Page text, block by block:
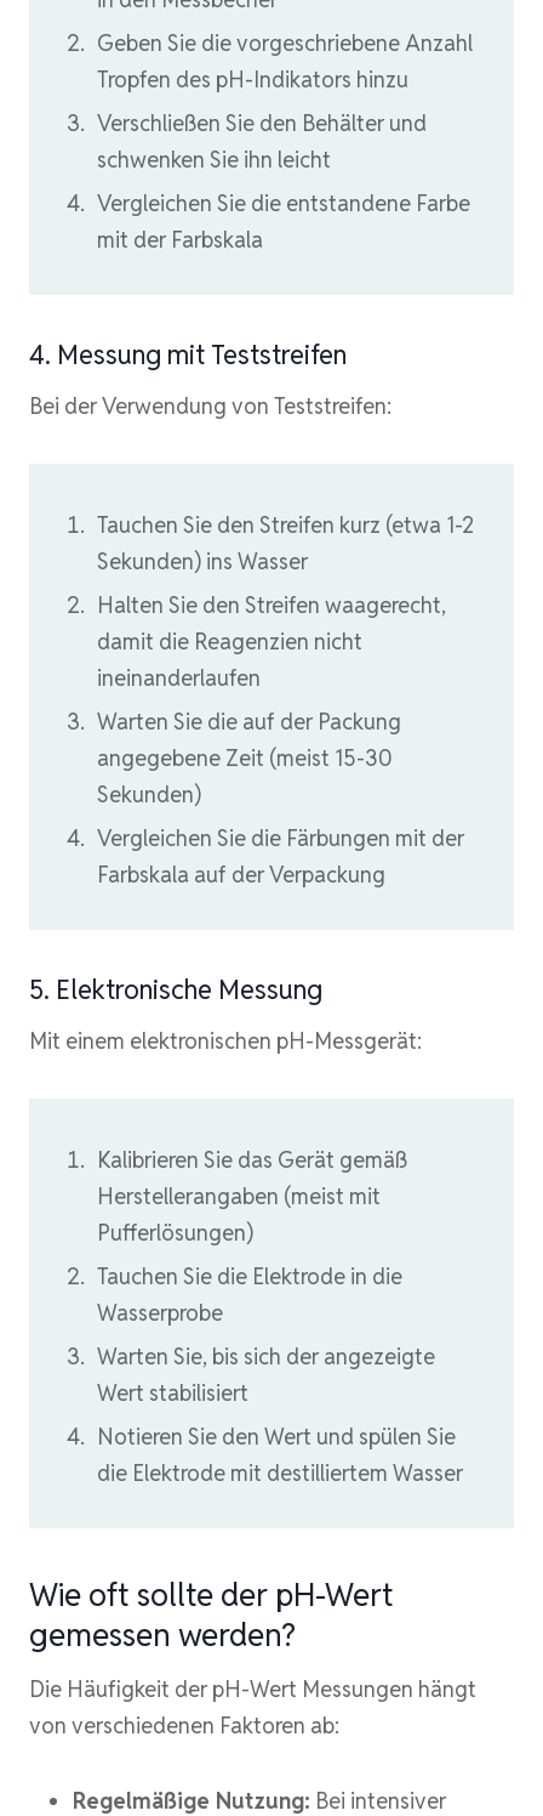
Geben Sie die vorgeschriebene Anzahl
Tropfen des pH-Indikators hinzu
Verschließen Sie den Behälter und
schwenken Sie ihn leicht
Vergleichen Sie die entstandene Farbe
mit der Farbskala
4. Messung mit Teststreifen
Bei der Verwendung von Teststreifen:
Tauchen Sie den Streifen kurz (etwa 1-2
Sekunden) ins Wasser
Halten Sie den Streifen waagerecht,
damit die Reagenzien nicht
ineinanderlaufen
Warten Sie die auf der Packung
angegebene Zeit (meist 15-30
Sekunden)
Vergleichen Sie die Färbungen mit der
Farbskala auf der Verpackung
5. Elektronische Messung
Mit einem elektronischen pH-Messgerät:
Kalibrieren Sie das Gerät gemäß
Herstellerangaben (meist mit
Pufferlösungen)
Tauchen Sie die Elektrode in die
Wasserprobe
Warten Sie, bis sich der angezeigte
Wert stabilisiert
Notieren Sie den Wert und spülen Sie
die Elektrode mit destilliertem Wasser
Wie oft sollte der pH-Wert
gemessen werden?
Die Häufigkeit der pH-Wert Messungen hängt
von verschiedenen Faktoren ab:
Regelmäßige Nutzung: Bei intensiver